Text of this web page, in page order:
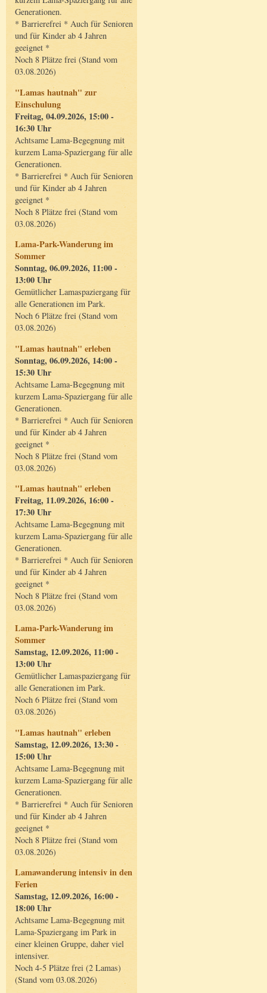
Generationen.
* Barrierefrei * Auch für Senioren
und für Kinder ab 4 Jahren
geeignet *
Noch 8 Plätze frei (Stand vom
03.08.2026)
"Lamas hautnah" zur
Einschulung
Freitag, 04.09.2026, 15:00 -
16:30 Uhr
Achtsame Lama-Begegnung mit
kurzem Lama-Spaziergang für alle
Generationen.
* Barrierefrei * Auch für Senioren
und für Kinder ab 4 Jahren
geeignet *
Noch 8 Plätze frei (Stand vom
03.08.2026)
Lama-Park-Wanderung im
Sommer
Sonntag, 06.09.2026, 11:00 -
13:00 Uhr
Gemütlicher Lamaspaziergang für
alle Generationen im Park.
Noch 6 Plätze frei (Stand vom
03.08.2026)
"Lamas hautnah" erleben
Sonntag, 06.09.2026, 14:00 -
15:30 Uhr
Achtsame Lama-Begegnung mit
kurzem Lama-Spaziergang für alle
Generationen.
* Barrierefrei * Auch für Senioren
und für Kinder ab 4 Jahren
geeignet *
Noch 8 Plätze frei (Stand vom
03.08.2026)
"Lamas hautnah" erleben
Freitag, 11.09.2026, 16:00 -
17:30 Uhr
Achtsame Lama-Begegnung mit
kurzem Lama-Spaziergang für alle
Generationen.
* Barrierefrei * Auch für Senioren
und für Kinder ab 4 Jahren
geeignet *
Noch 8 Plätze frei (Stand vom
03.08.2026)
Lama-Park-Wanderung im
Sommer
Samstag, 12.09.2026, 11:00 -
13:00 Uhr
Gemütlicher Lamaspaziergang für
alle Generationen im Park.
Noch 6 Plätze frei (Stand vom
03.08.2026)
"Lamas hautnah" erleben
Samstag, 12.09.2026, 13:30 -
15:00 Uhr
Achtsame Lama-Begegnung mit
kurzem Lama-Spaziergang für alle
Generationen.
* Barrierefrei * Auch für Senioren
und für Kinder ab 4 Jahren
geeignet *
Noch 8 Plätze frei (Stand vom
03.08.2026)
Lamawanderung intensiv in den
Ferien
Samstag, 12.09.2026, 16:00 -
18:00 Uhr
Achtsame Lama-Begegnung mit
Lama-Spaziergang im Park in
einer kleinen Gruppe, daher viel
intensiver.
Noch 4-5 Plätze frei (2 Lamas)
(Stand vom 03.08.2026)